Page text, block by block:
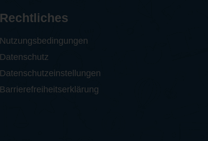
Rechtliches
Nutzungsbedingungen
Datenschutz
Datenschutzeinstellungen
Barrierefreiheitserklärung